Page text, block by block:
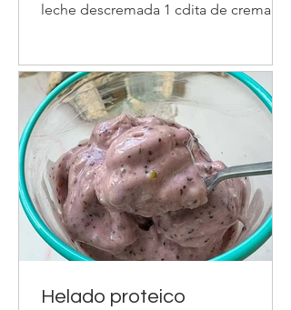
leche descremada 1 cdita de crema de
todos los ingredientes y por ultimo le
agregas la canela por encima
Helado proteico